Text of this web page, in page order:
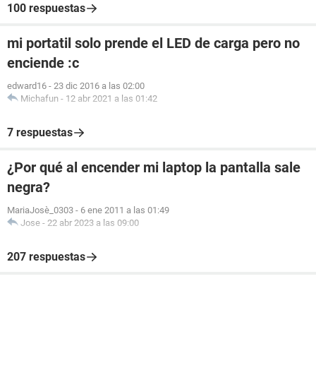
100 respuestas
mi portatil solo prende el LED de carga pero no
enciende :c
edward16 - 23 dic 2016 a las 02:00
Michafun - 12 abr 2021 a las 01:42
7 respuestas
¿Por qué al encender mi laptop la pantalla sale
negra?
MariaJosè_0303 - 6 ene 2011 a las 01:49
Jose - 22 abr 2023 a las 09:00
207 respuestas